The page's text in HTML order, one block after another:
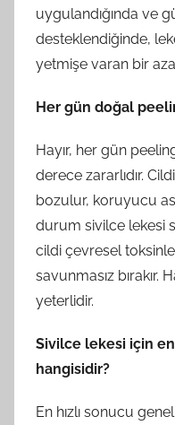
uygulandığında ve
desteklendiğinde,
yetmişe varan bir
Her gün doğal
Hayır, her gün
derece zararlıdır.
bozulur, koruyucu
durum sivilce lekesi
cildi çevresel
savunmasız bırakır.
yeterlidir.
Sivilce lekesi için
hangisidir?
En hızlı sonucu